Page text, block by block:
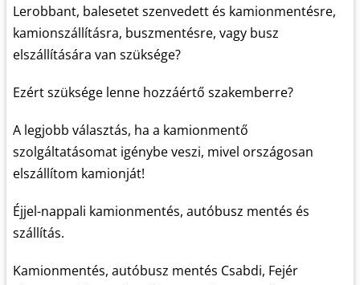
Lerobbant, balesetet szenvedett és kamionmentésre,
kamionszállításra, buszmentésre, vagy busz
elszállítására van szüksége?
Ezért szüksége lenne hozzáértő szakemberre?
A legjobb választás, ha a kamionmentő
szolgáltatásomat igénybe veszi, mivel országosan
elszállítom kamionját!
Éjjel-nappali kamionmentés, autóbusz mentés és
szállítás.
Kamionmentés, autóbusz mentés Csabdi, Fejér